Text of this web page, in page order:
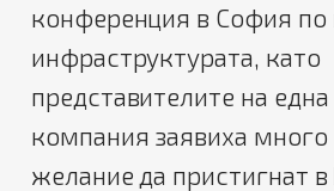
конференция в София по
инфраструктурата, като
представителите на една
компания заявиха
желание да пристигнат в